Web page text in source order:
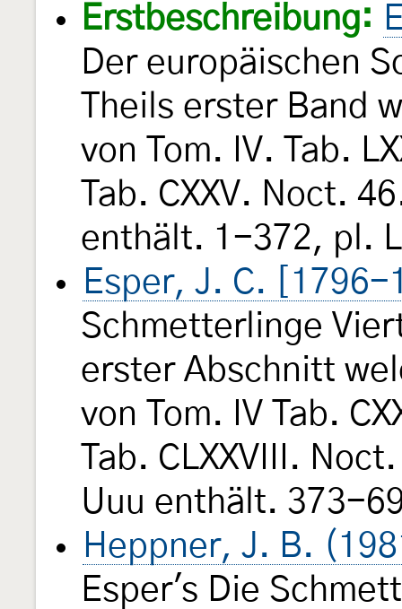
Erstbeschreibung:
Der europäischen
Theils erster Band
von Tom. IV. Tab.
Tab. CXXV. Noct.
enthält. 1-372, pl.
Esper, J. C. [1796-
Schmetterlinge
erster Abschnitt
von Tom. IV Tab.
Tab. CLXXVIII.
Uuu enthält. 373-
Heppner, J. B.
Esper's Die